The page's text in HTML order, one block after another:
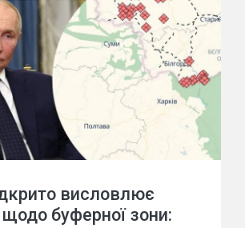
висловлює
щодо буферної зони: